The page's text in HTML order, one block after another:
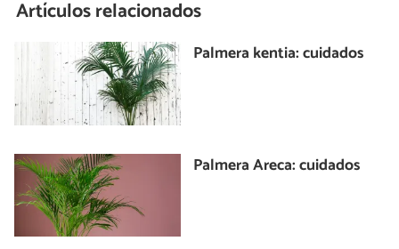
Artículos relacionados
Palmera kentia: cuidados
Palmera Areca: cuidados